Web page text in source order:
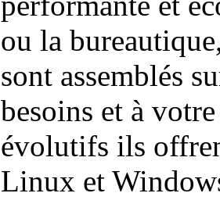
ou la
sont assemblés
besoins et à
évolutifs ils
Linux et